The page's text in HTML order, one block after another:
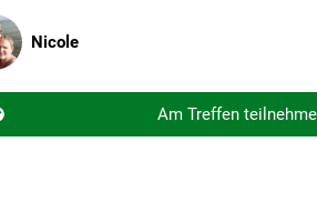
Nicole
Am Treffen